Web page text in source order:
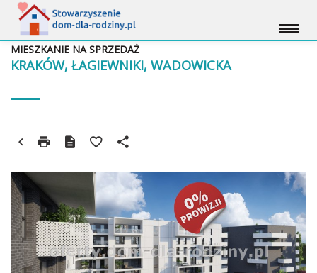
KRAKÓW, ŁAGIEWNIKI, WADOWICKA
MIESZKANIE NA SPRZEDAŻ